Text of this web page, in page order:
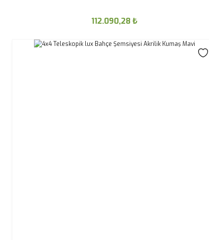
112.090,28 ₺